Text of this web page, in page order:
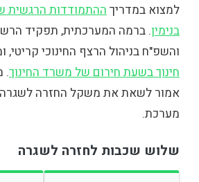
למצוא במדריך ההתמודדות הרגשית
בנימין. ברמה המערכתית, תפקיד
והשפ"ח בניהול הרצף החינוכי קריטי,
חינוך בשעת חירום של משרד החינוך.
אמור לשאת את משקל החזרה לשגרה
מערכת.
שלוש שכבות לחזרה לשגרה